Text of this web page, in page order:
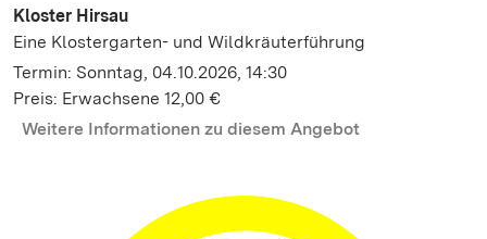
Kloster Hirsau
Eine Klostergarten- und Wildkräuterführung
Termin: Sonntag, 04.10.2026, 14:30
Preis: Erwachsene 12,00 €
Weitere Informationen zu diesem Angebot